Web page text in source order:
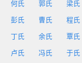
何氏 郭氏 梁氏
彭氏 曹氏 程氏
丁氏 余氏 覃氏
卢氏 冯氏 于氏